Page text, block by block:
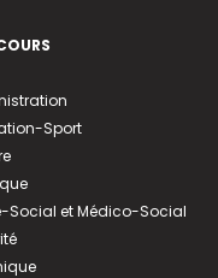
Sport
Social et Médico-Social